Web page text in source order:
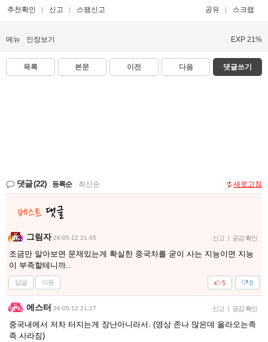
추천확인 신고 스팸신고 공유 스크랩
메뉴 인장보기 EXP 21%
목록 본문 이전 다음 댓글쓰기
댓글(22) 등록순 최신순 새로고침
그림자 26-05-12 21:45 신고 | 공감 확인
조금만 알아보면 문제있는게 확실한 중국차를 굳이 사는 지능이면 지능
이 부족할테니까..
답글 이동 0
5
에스터 26-05-12 21:27 신고 | 공감 확인
중국내에서 저차 터지는게 장난아니라서. (영상 존나 많은데 올라오는족
족 사라짐)